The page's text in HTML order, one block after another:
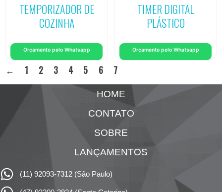
TEMPORIZADOR DE
COZINHA
Orçamento pelo Whatsapp
TIMER DIGITAL
PLÁSTICO
Orçamento pelo Whatsapp
← 1 2 3 4 5 6 7
HOME
CONTATO
SOBRE
LANÇAMENTOS
(11) 92093-7312 (São Paulo)